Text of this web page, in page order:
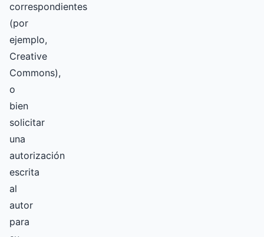
correspondientes
(por
ejemplo,
Creative
Commons),
o
bien
solicitar
una
autorización
escrita
al
autor
para